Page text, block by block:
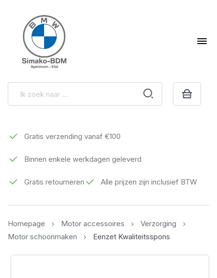
Gratis verzending vanaf €100
Binnen enkele werkdagen geleverd
Gratis retourneren Alle prijzen zijn inclusief BTW
Homepage Motor accessoires
Verzorging
Motor schoonmaken
Eenzet Kwaliteitsspons